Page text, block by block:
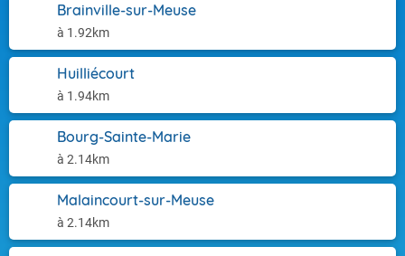
Brainville-sur-Meuse
à 1.92km
Huilliécourt
à 1.94km
Bourg-Sainte-Marie
à 2.14km
Malaincourt-sur-Meuse
à 2.14km